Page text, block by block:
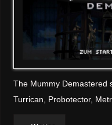
The Mummy Demastered
Turrican, Probotector,